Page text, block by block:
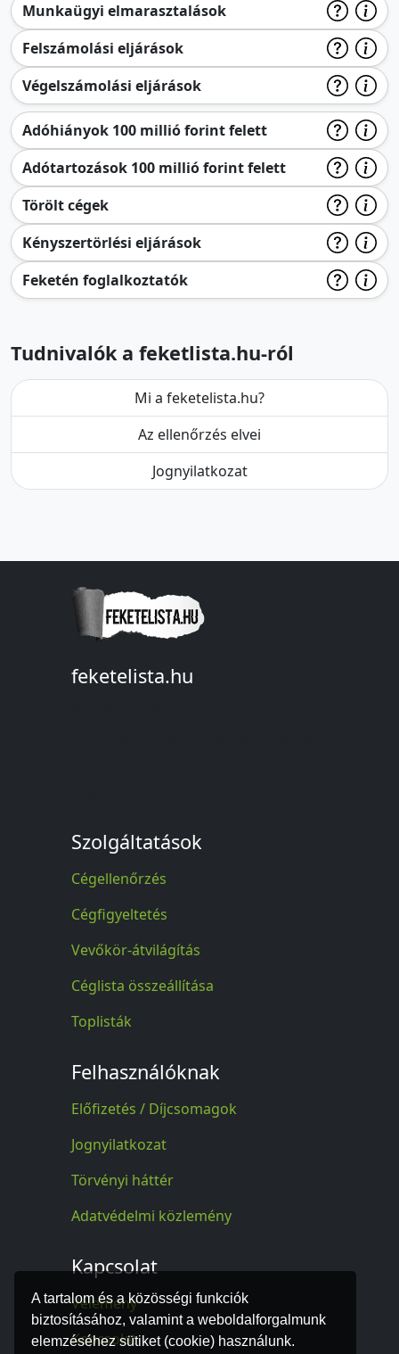
A tartalom és a közösségi funkciók
biztosításához, valamint a weboldalforgalmunk
elemzéséhez sütiket (cookie) használunk.
Munkaügyi elmarasztalások
Felszámolási eljárások
Végelszámolási eljárások
Adóhiányok 100 millió forint felett
Adótartozások 100 millió forint felett
Törölt cégek
Kényszertörlési eljárások
Feketén foglalkoztatók
Tudnivalók a feketlista.hu-ról
Mi a feketelista.hu?
Az ellenőrzés elvei
Jognyilatkozat
feketelista.hu
Szolgáltatások
Cégellenőrzés
Cégfigyeltetés
Vevőkör-átvilágítás
Céglista összeállítása
Toplisták
Felhasználóknak
Előfizetés / Díjcsomagok
Jognyilatkozat
Törvényi háttér
Adatvédelmi közlemény
Kapcsolat
Vélemény
Kapcsolat